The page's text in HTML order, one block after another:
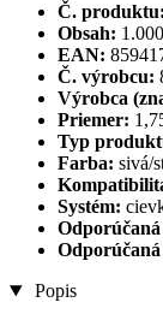
Č. produktu:
Obsah:
EAN:
Č. výrobcu:
Výrobca
Priemer:
Typ
Farba: sivá/
Systém:
Popis